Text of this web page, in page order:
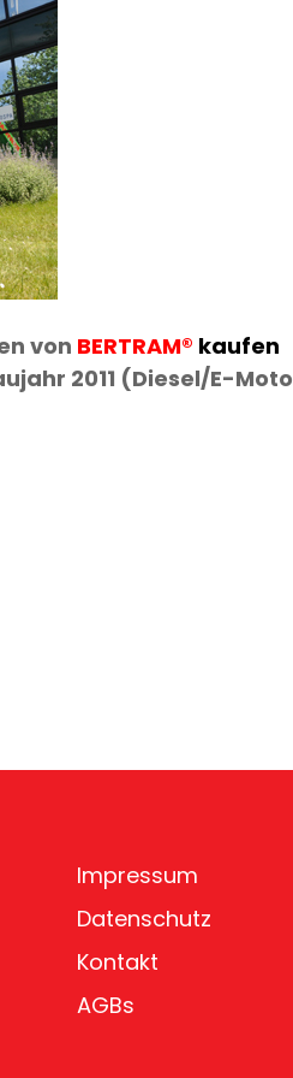
von BERTRAM® kaufen
2011 (Diesel/E-
Impressum
Datenschutz
Kontakt
AGBs